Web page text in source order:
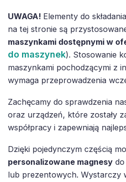
UWAGA! Elementy do
na tej stronie są
maszynkami dostępnymi w
do maszynek). Stosowanie
maszynkami pochodzącymi z
wymaga przeprowadzenia
Zachęcamy do sprawdzenia
oraz urządzeń, które zostały
współpracy i zapewniają
Dzięki pojedynczym częścią
personalizowane magnesy
lub prezentowych. Wystarczy